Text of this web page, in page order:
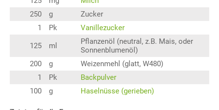
250
g
Zucker
1
Pk Vanillezucker
125 ml
Pflanzenöl (neutral, z.B. Mais, oder
Sonnenblumenöl)
200
g
Weizenmehl (glatt, W480)
1
Pk
Backpulver
100
g Haselnüsse (gerieben)